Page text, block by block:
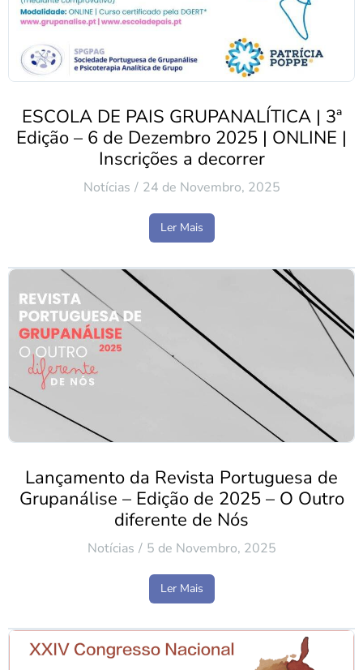
ESCOLA DE PAIS GRUPANALÍTICA | 3ª
Edição – 6 de Dezembro 2025 | ONLINE |
Inscrições a decorrer
Notícias 24 de Novembro, 2025
Ler Mais
Lançamento da Revista Portuguesa de
Grupanálise – Edição de 2025 – O Outro
diferente de Nós
Notícias 5 de Novembro, 2025
Ler Mais